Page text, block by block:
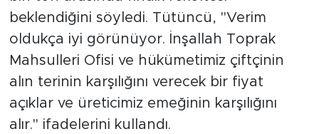
beklendiğini söyledi. Tütüncü, "Verim
oldukça iyi görünüyor. İnşallah Toprak
Mahsulleri Ofisi ve hükümetimiz çiftçinin
alın terinin karşılığını verecek bir fiyat
açıklar ve üreticimiz emeğinin karşılığını
alır." ifadelerini kullandı.